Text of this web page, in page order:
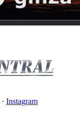
· Instagram